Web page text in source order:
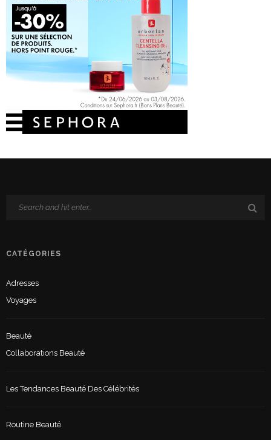
CATÉGORIES
Adresses
Voyages
Beauté
Collaborations Beauté
Les Tendances Beauté Des Célébrités
Routine Beauté